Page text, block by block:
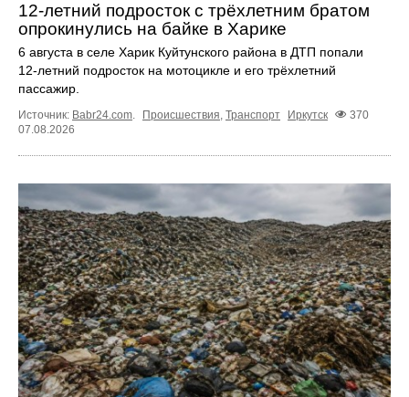
12‑летний подросток с трёхлетним братом
опрокинулись на байке в Харике
6 августа в селе Харик Куйтунского района в ДТП попали
12‑летний подросток на мотоцикле и его трёхлетний
пассажир.
Источник: Babr24.com. Происшествия, Транспорт Иркутск
370
07.08.2026